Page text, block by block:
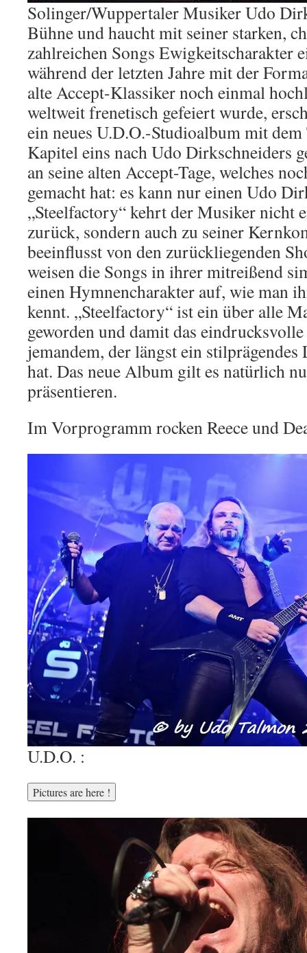
Solinger/Wuppertaler Musiker Udo
Bühne und haucht mit seiner starken,
zahlreichen Songs Ewigkeitscharakter
während der letzten Jahre mit der
alte Accept-Klassiker noch einmal
weltweit frenetisch gefeiert wurde,
ein neues U.D.O.-Studioalbum mit
Kapitel eins nach Udo Dirkschneiders
an seine alten Accept-Tage, welches
gemacht hat: es kann nur einen Udo
„Steelfactory“ kehrt der Musiker nicht
zurück, sondern auch zu seiner
beeinflusst von den zurückliegenden
weisen die Songs in ihrer mitreißend
einen Hymnencharakter auf, wie man
kennt. „Steelfactory“ ist ein über alle
geworden und damit das
jemandem, der längst ein stilprägendes
hat. Das neue Album gilt es natürlich
präsentieren.
Im Vorprogramm rocken Reece und
U.D.O. :